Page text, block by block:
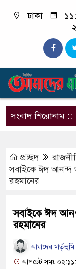
ঢাকা
সংবাদ শিরোনাম ::
বদলে আসছে
প্রচ্ছদ
সবাইকে ঈদ আনন্দ
রহমানের
সবাইকে ঈদ
রহমানের
আমাদের মার্তৃভূমি
আপডেট সময়